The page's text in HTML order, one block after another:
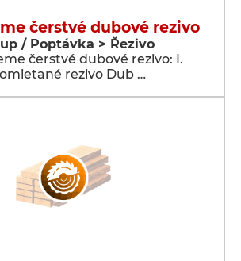
čerstvé dubové rezivo
/ Poptávka > Řezivo
čerstvé dubové rezivo: I.
rezivo Dub …